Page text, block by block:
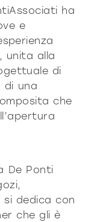
ha
e
unita alla
di
di una
che
De Ponti
dedica con
che gli è